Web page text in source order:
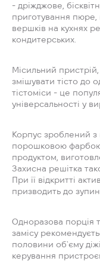
- дріжджове,
приготування пюре,
вершків на кухнях
кондитерських.
Місильний
змішувати тісто до
тістоміси - це
універсальності у
Корпус зроблений з
порошковою фарбою.
продуктом,
Захисна решітка
При її відкритті
призводить до
Одноразова порція
замісу
половини об`єму
керування